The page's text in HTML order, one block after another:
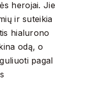
herojai. Jie
ir suteikia
hialurono
odą, o
pagal